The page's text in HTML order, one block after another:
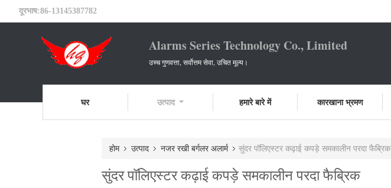
दूरभाष:86-13145387782
Alarms Series Technology Co., Limited
उच्च गुणवत्ता, सर्वोत्तम सेवा, उचित मूल्य।
घर उत्पाद हमारे बारे में कारखाना भ्रमण
होम उत्पाद नजर रखी बर्गलर अलार्म सुंदर पॉलिएस्टर कढ़ाई कपड़े समकालीन परदा फैब्रिक
सुंदर पॉलिएस्टर कढ़ाई कपड़े समकालीन परदा फैब्रिक